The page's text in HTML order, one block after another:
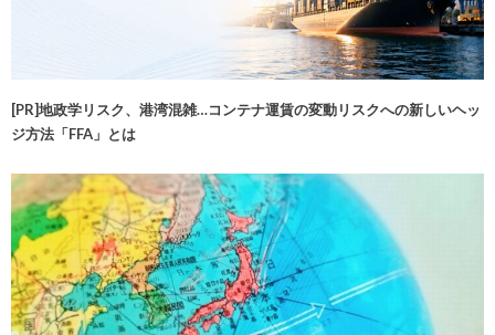
[PR]地政学リスク、港湾混雑…コンテナ運賃の変動リスクへの新しいヘッ
ジ方法「FFA」とは